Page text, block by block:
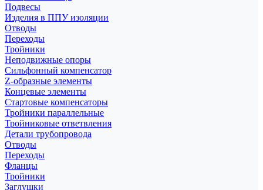
Подвесы
Изделия в ППУ изоляции
Отводы
Переходы
Тройники
Неподвижные опоры
Cильфонный компенсатор
Z-образные элементы
Концевые элементы
Стартовые компенсаторы
Тройники параллельные
Тройниковые ответвления
Детали трубопровода
Отводы
Переходы
Фланцы
Тройники
Заглушки